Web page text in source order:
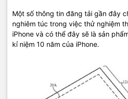
Một số thông tin đăng tải gần đây
nghiêm túc trong việc thử nghiệm
iPhone và có thể đây sẽ là sản
kỉ niệm 10 năm của iPhone.